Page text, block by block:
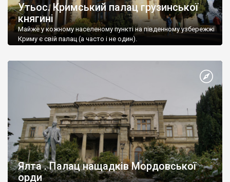
Утьос. Кримський палац грузинської
княгині
Майже у кожному населеному пункті на південному узбережжі
Криму є свій палац (а часто і не один).
Ялта . Палац нащадків Мордовської
орди